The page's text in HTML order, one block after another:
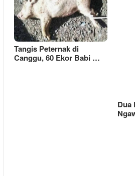
Tangis Peternak di
Canggu, 60 Ekor Babi …
Dua